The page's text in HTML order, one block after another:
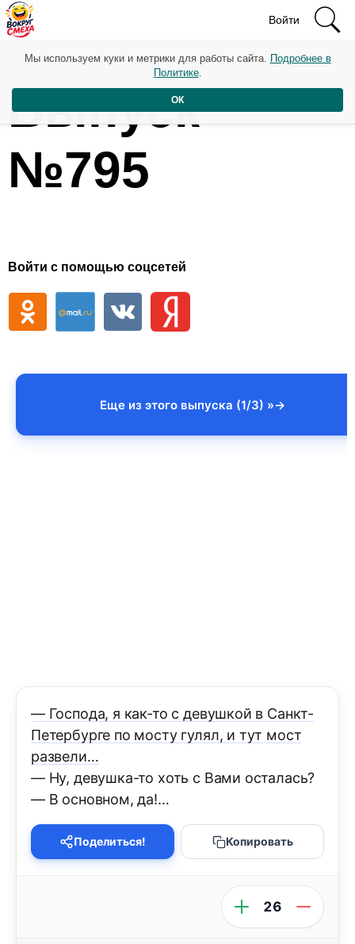
Войти
Выпуск
№795
Войти с помощью соцсетей
Еще из этого выпуска (1/3) »
— Господа, я как-то с девушкой в Санкт-
Петербурге по мосту гулял, и тут мост
развели…
— Ну, девушка-то хоть с Вами осталась?
— В основном, да!…
Поделиться! Копировать
26
Мы используем куки и метрики для работы сайта. Подробнее в
Политике.
ОК